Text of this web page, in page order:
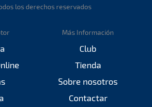
los derechos reservados
Más Información
Club
Tienda
Sobre nosotros
Contactar